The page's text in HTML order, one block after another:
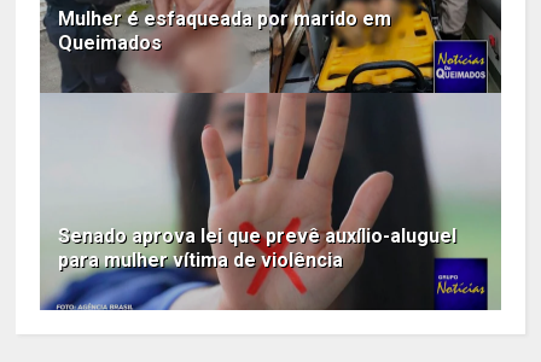
Mulher é esfaqueada por marido em
Queimados
Senado aprova lei que prevê auxílio-aluguel
para mulher vítima de violência